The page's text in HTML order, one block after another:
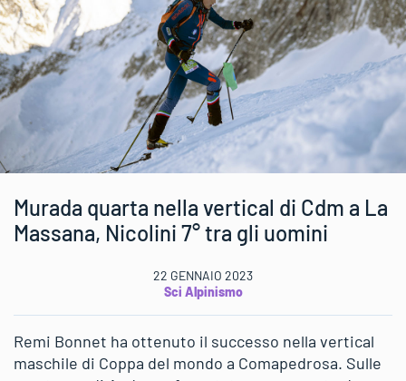
Murada quarta nella vertical di Cdm a La
Massana, Nicolini 7° tra gli uomini
22 GENNAIO 2023
Sci Alpinismo
Remi Bonnet ha ottenuto il successo nella vertical
maschile di Coppa del mondo a Comapedrosa. Sulle